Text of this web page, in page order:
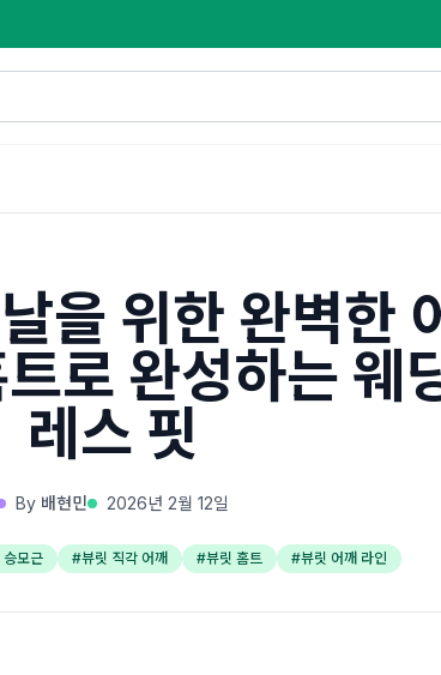
을 위한 완벽한
로 완성하는 웨
레스 핏
By 배현민 2026년 2월 12일
모근 #뷰릿 직각 어깨 #뷰릿 홈트 #뷰릿 어깨 라인